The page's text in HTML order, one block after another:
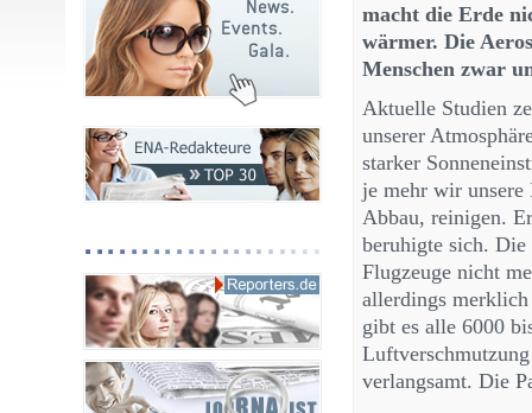
macht die Erde
wärmer. Die
Menschen zwar
Aktuelle Studien
unserer
starker
je mehr wir unsere
Abbau, reinigen.
beruhigte sich. Die
Flugzeuge nicht
allerdings
gibt es alle 6000
verlangsamt. Die